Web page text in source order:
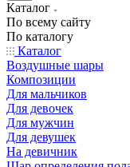
Каталог
По всему сайту
По каталогу
Каталог
Воздушные шары
Композиции
Для мальчиков
Для девочек
Для мужчин
Для девушек
На девичник